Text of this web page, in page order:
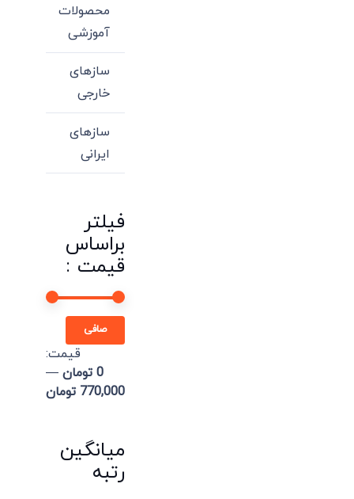
محصولات
آموزشی
سازهای
خارجی
سازهای
ایرانی
فیلتر
براساس
قیمت :
صافی
قيمت:
0 تومان
—
770,000 تومان
میانگین
رتبه